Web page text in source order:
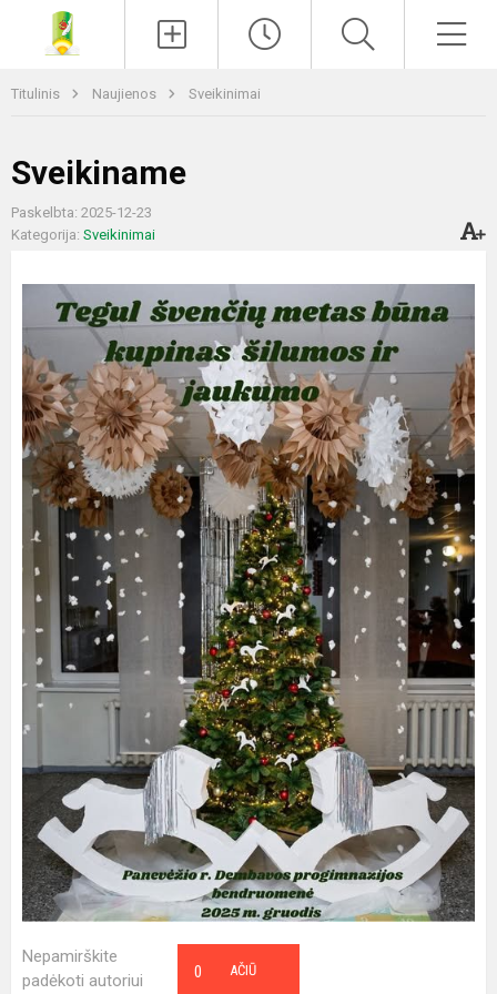
Titulinis Naujienos Sveikinimai
Sveikiname
Paskelbta: 2025-12-23
Kategorija: Sveikinimai
Nepamirškite
padėkoti autoriui
AČIŪ
0